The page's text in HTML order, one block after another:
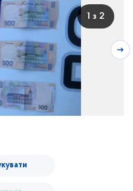
1 з 2